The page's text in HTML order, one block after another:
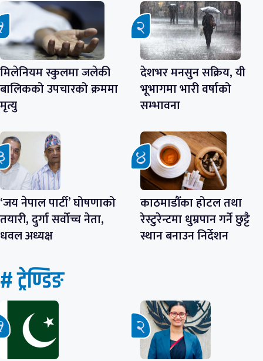
मिलेनियम स्कुलमा जलेकी
बालिकको उपचारको क्रममा
मृत्यु
देशभर मनसुन सक्रिय, यी
भूभागमा भारी वर्षाको
सम्भावना
‘जय नेपाल पार्टी’ घोषणाको
तयारी, दुर्गा सर्वोच्च नेता,
धवल अध्यक्ष
काठमाडौँका होटल तथा
रेस्टुरेन्टमा धुम्रपान गर्ने छुट्टै
स्थान बनाउन निर्देशन
# ट्रेण्डिङ